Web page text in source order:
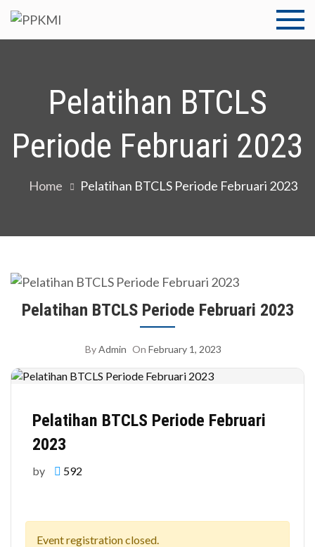
Skip
PPKMI
Pusat Pengembangan
Pelatihan BTCLS
Periode Februari 2023
Home Pelatihan BTCLS Periode Februari 2023
Pelatihan BTCLS Periode Februari 2023
ByAdmin On February 1, 2023
Pelatihan BTCLS Periode Februari
2023
by 592
Event registration closed.